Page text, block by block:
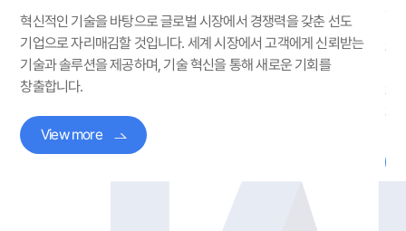
환경 보호와 사회적 책임을 중요시하며, 이를 통해 지속 가능한 미래를
만들어가고자 합니다. 우리는 기술 혁신과 친환경적 솔루션을 통해
환경에 긍정적인 영향을 미치며, 사회에 기여하는 활동을 지속적으로
확대하고 있습니다.